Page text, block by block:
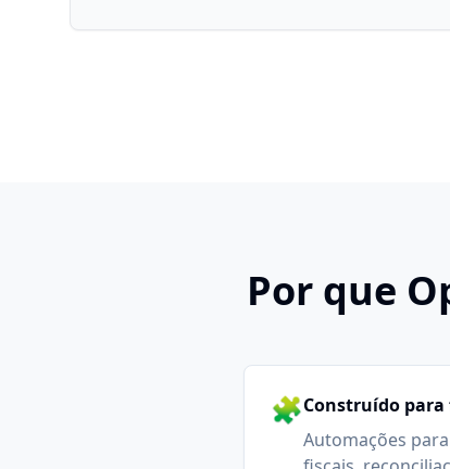
Por que
🧩Construído
Automações